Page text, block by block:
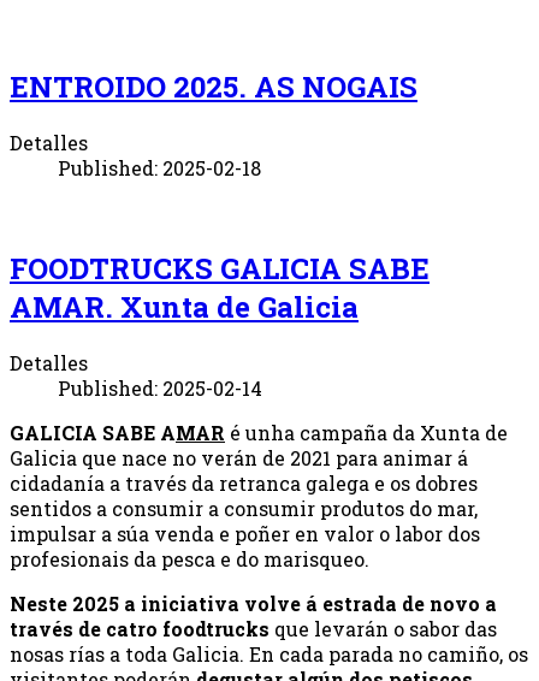
ENTROIDO 2025. AS NOGAIS
Detalles
Published: 2025-02-18
FOODTRUCKS GALICIA SABE
AMAR. Xunta de Galicia
Detalles
Published: 2025-02-14
GALICIA SABE AMAR é unha campaña da Xunta de
Galicia que nace no verán de 2021 para animar á
cidadanía a través da retranca galega e os dobres
sentidos a consumir a consumir produtos do mar,
impulsar a súa venda e poñer en valor o labor dos
profesionais da pesca e do marisqueo.
Neste 2025 a iniciativa volve á estrada de novo a
través de catro foodtrucks que levarán o sabor das
nosas rías a toda Galicia. En cada parada no camiño, os